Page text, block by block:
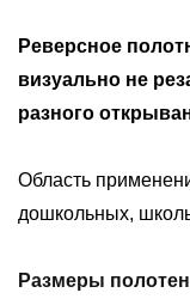
Реверсное
визуально не
разного
Область
дошкольных,
Размеры